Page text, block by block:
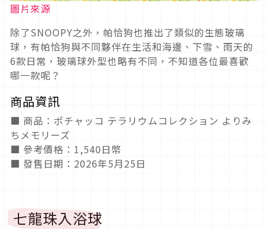
圖片來源
除了SNOOPY之外，帕恰狗也推出了類似的生態玻璃
球，有帕恰狗與不同夥伴在生活和海邊、下雪、雨天的
6款日常，玻璃球外型也略有不同，不知道各位最喜歡
哪一款呢？
商品資訊
■ 商品：ポチャッコ テラリウムコレクション よりみ
ちメモリーズ
■ 參考價格：1,540日幣
■ 發售日期：2026年5月25日
七龍珠入浴球